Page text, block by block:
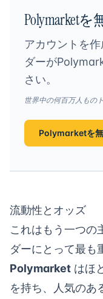
Polymarket
アカウントを
ダーが
さい。
世界中の何百万人もの
Polymarketを
流動性とオッズ
これはもう一つの
ダーにとって最も
Polymarket はほ
を持ち、人気のあ